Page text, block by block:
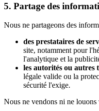
5. Partage des
Nous ne partageons des
des prestataires de
site, notamment pour
l'analytique et la
les autorités ou autres
légale valide ou la
sécurité l'exige.
Nous ne vendons ni ne